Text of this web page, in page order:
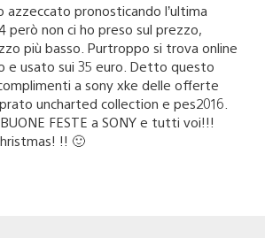
azzeccato pronosticando l’ultima
non ci ho preso sul prezzo,
più basso. Purtroppo si trova online
e usato sui 35 euro. Detto questo
a sony xke delle offerte
uncharted collection e pes2016.
FESTE a SONY e tutti voi!!!
!! 🙂